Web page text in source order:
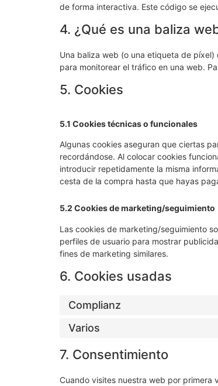
de forma interactiva. Este código se
4. ¿Qué es una baliza
Una baliza web (o una etiqueta de
para monitorear el tráfico en una web.
5. Cookies
5.1 Cookies técnicas o funcionales
Algunas cookies aseguran que ciertas
recordándose. Al colocar cookies
introducir repetidamente la misma
cesta de la compra hasta que hayas
5.2 Cookies de marketing/seguimiento
Las cookies de marketing/seguimiento
perfiles de usuario para mostrar
fines de marketing similares.
6. Cookies usadas
Complianz
Varios
7. Consentimiento
Cuando visites nuestra web por primera